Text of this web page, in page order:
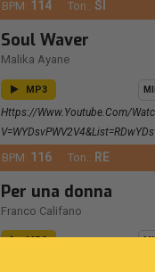
BPM: 114 Ton.: SI
Soul Waver
Malika Ayane
MP3
Https://www.youtube.com/
BPM: 116 Ton.: RE
Per una donna
Franco Califano
MP3